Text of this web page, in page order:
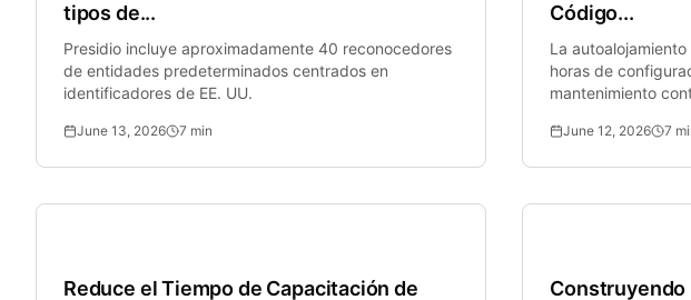
tipos de...
Presidio incluye aproximadamente 40 reconocedores
de entidades predeterminados centrados en
identificadores de EE. UU.
June 13, 2026 7 min
Código...
La
horas de
mantenimiento
June 12, 2026 7
Reduce el Tiempo de Capacitación de
Construyendo